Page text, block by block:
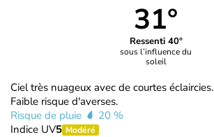
31°
Ressenti 40°
sous l’influence du
soleil
Ciel très nuageux avec de courtes éclaircies.
Faible risque d'averses.
Risque de pluie
20 %
Indice UV5 Modéré